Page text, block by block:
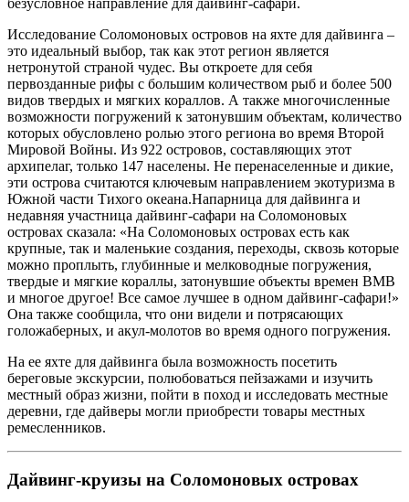
безусловное направление для дайвинг-сафари.
Исследование Соломоновых островов на яхте для дайвинга –
это идеальный выбор, так как этот регион является
нетронутой страной чудес. Вы откроете для себя
первозданные рифы с большим количеством рыб и более 500
видов твердых и мягких кораллов. А также многочисленные
возможности погружений к затонувшим объектам, количество
которых обусловлено ролью этого региона во время Второй
Мировой Войны. Из 922 островов, составляющих этот
архипелаг, только 147 населены. Не перенаселенные и дикие,
эти острова считаются ключевым направлением экотуризма в
Южной части Тихого океана.Напарница для дайвинга и
недавняя участница дайвинг-сафари на Соломоновых
островах сказала: «На Соломоновых островах есть как
крупные, так и маленькие создания, переходы, сквозь которые
можно проплыть, глубинные и мелководные погружения,
твердые и мягкие кораллы, затонувшие объекты времен ВМВ
и многое другое! Все самое лучшее в одном дайвинг-сафари!»
Она также сообщила, что они видели и потрясающих
голожаберных, и акул-молотов во время одного погружения.
На ее яхте для дайвинга была возможность посетить
береговые экскурсии, полюбоваться пейзажами и изучить
местный образ жизни, пойти в поход и исследовать местные
деревни, где дайверы могли приобрести товары местных
ремесленников.
Дайвинг-круизы на Соломоновых островах